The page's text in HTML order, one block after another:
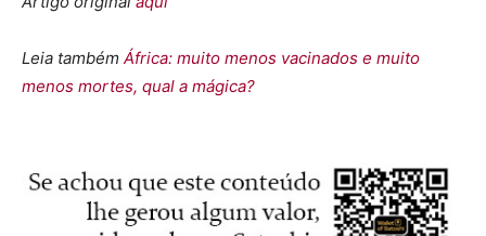
Leia também África: muito menos vacinados e muito
menos mortes, qual a mágica?